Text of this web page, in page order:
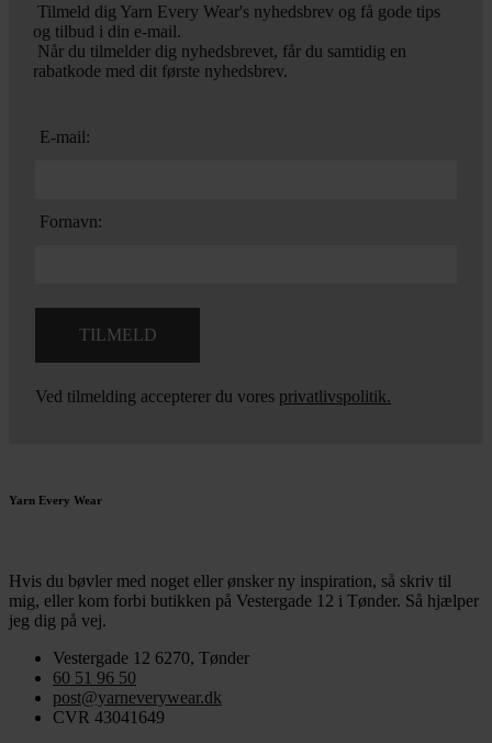
Tilmeld dig Yarn Every Wear's nyhedsbrev og få gode tips
og tilbud i din e-mail.
Når du tilmelder dig nyhedsbrevet, får du samtidig en
rabatkode med dit første nyhedsbrev.
E-mail:
Fornavn:
Ved tilmelding accepterer du vores privatlivspolitik.
Yarn Every Wear
Hvis du bøvler med noget eller ønsker ny inspiration, så skriv til
mig, eller kom forbi butikken på Vestergade 12 i Tønder. Så hjælper
jeg dig på vej.
Vestergade 12 6270, Tønder
60 51 96 50
post@yarneverywear.dk
CVR 43041649